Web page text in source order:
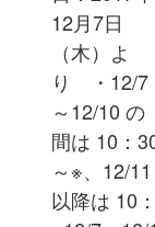
12月7日
（木）よ
り ・12/7
～12/10 の
間は 10：
～※、12/11
以降は 10